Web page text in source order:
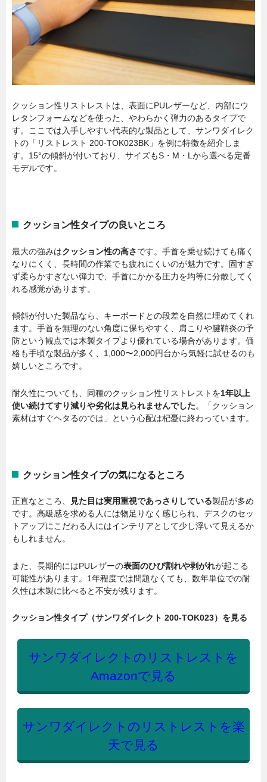
クッション性リストレストは、表面にPUレザーなど、内部にウ
レタンフォームなどを使った、やわらかく弾力のあるタイプで
す。ここでは入手しやすい代表的な製品として、サンワダイレク
トの「リストレスト 200-TOK023BK」を例に特徴を紹介しま
す。15°の傾斜が付いており、サイズもS・M・Lから選べる定番
モデルです。
クッション性タイプの良いところ
最大の強みはクッション性の高さです。手首を乗せ続けても痛く
なりにくく、長時間の作業でも疲れにくいのが魅力です。固すぎ
ず柔らかすぎない弾力で、手首にかかる圧力を均等に分散してく
れる感覚があります。
傾斜が付いた製品なら、キーボードとの段差を自然に埋めてくれ
ます。手首を無理のない角度に保ちやすく、肩こりや腱鞘炎の予
防という観点では木製タイプより優れている場合があります。価
格も手頃な製品が多く、1,000〜2,000円台から気軽に試せるのも
嬉しいところです。
耐久性についても、同種のクッション性リストレストを1年以上
使い続けてすり減りや劣化は見られませんでした。「クッション
素材はすぐヘタるのでは」という心配は杞憂に終わっています。
クッション性タイプの気になるところ
正直なところ、 見た目は実用重視であっさりしている製品が多め
です。高級感を求める人には物足りなく感じられ、デスクのセッ
トアップにこだわる人にはインテリアとして少し浮いて見えるか
もしれません。
また、長期的にはPUレザーの表面のひび割れや剥がれが起こる
可能性があります。1年程度では問題なくても、数年単位での耐
久性は木製に比べると不安が残ります。
クッション性タイプ（サンワダイレクト 200-TOK023）を見る
サンワダイレクトのリストレストを
Amazonで見る
サンワダイレクトのリストレストを楽
天で見る